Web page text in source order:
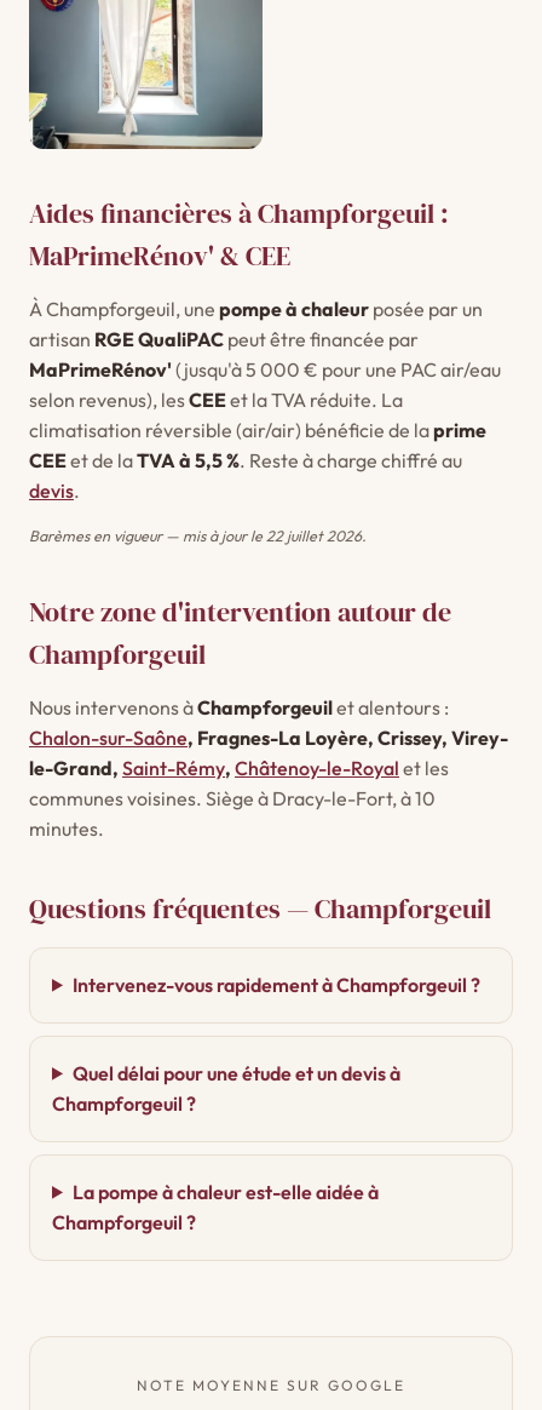
Aides financières à Champforgeuil :
MaPrimeRénov' & CEE
À Champforgeuil, une pompe à chaleur posée par un
artisan RGE QualiPAC peut être financée par
MaPrimeRénov' (jusqu'à 5 000 € pour une PAC air/eau
selon revenus), lesCEEet la TVA réduite. La
climatisation réversible (air/air) bénéficie de laprime
CEEet de laTVA à 5,5 %. Reste à charge chiffré au
devis.
Barèmes en vigueur — mis à jour le 22 juillet 2026.
Notre zone d'intervention autour de
Champforgeuil
Nous intervenons àChampforgeuilet alentours :
Chalon-sur-Saône, Fragnes-La Loyère, Crissey, Virey-
le-Grand, Saint-Rémy, Châtenoy-le-Royal et les
communes voisines. Siège à Dracy-le-Fort, à 10
minutes.
Questions fréquentes — Champforgeuil
Intervenez-vous rapidement à Champforgeuil ?
Quel délai pour une étude et un devis à
Champforgeuil ?
La pompe à chaleur est-elle aidée à
Champforgeuil ?
NOTE MOYENNE SUR GOOGLE